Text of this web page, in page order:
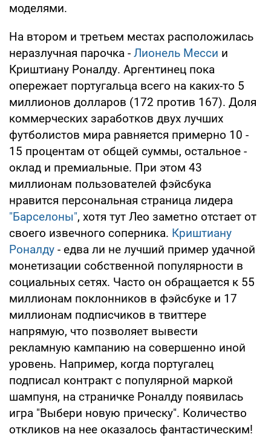
моделями.
На втором и третьем местах расположилась
неразлучная парочка - Лионель Месси и
Криштиану Роналду. Аргентинец пока
опережает португальца всего на каких-то 5
миллионов долларов (172 против 167). Доля
коммерческих заработков двух лучших
футболистов мира равняется примерно 10 -
15 процентам от общей суммы, остальное -
оклад и премиальные. При этом 43
миллионам пользователей фэйсбука
нравится персональная страница лидера
"Барселоны", хотя тут Лео заметно отстает от
своего извечного соперника. Криштиану
Роналду - едва ли не лучший пример удачной
монетизации собственной популярности в
социальных сетях. Часто он обращается к 55
миллионам поклонников в фэйсбуке и 17
миллионам подписчиков в твиттере
напрямую, что позволяет вывести
рекламную кампанию на совершенно иной
уровень. Например, когда португалец
подписал контракт с популярной маркой
шампуня, на страничке Роналду появилась
игра "Выбери новую прическу". Количество
откликов на нее оказалось фантастическим!